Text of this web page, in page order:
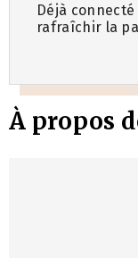
Déjà connecté
rafraîchir la
À propos